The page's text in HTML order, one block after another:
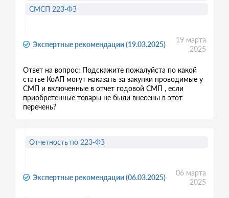
Экспертные рекомендации (19.03.2025)
19 марта
2025
Ответ на вопрос: Подскажите пожалуйста по какой
статье КоАП могут наказать за закупки проводимые у
СМП и включенные в отчет годовой СМП , если
приобретенные товары не были внесены в этот
перечень?
СМСП 223-ФЗ
Экспертные рекомендации (06.03.2025)
06 марта
2025
Отчетность по 223-ФЗ